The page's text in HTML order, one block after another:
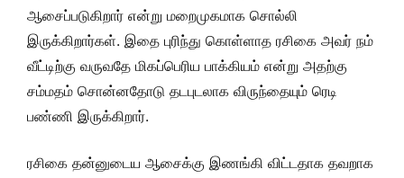
ஆசைப்படுகிறார் என்று மறைமுகமாக சொல்லி
இருக்கிறார்கள். இதை புரிந்து கொள்ளாத ரசிகை அவர் நம்
வீட்டிற்கு வருவதே மிகப்பெரிய பாக்கியம் என்று அதற்கு
சம்மதம் சொன்னதோடு தடபுடலாக விருந்தையும் ரெடி
பண்ணி இருக்கிறார்.
ரசிகை தன்னுடைய ஆசைக்கு இணங்கி விட்டதாக தவறாக